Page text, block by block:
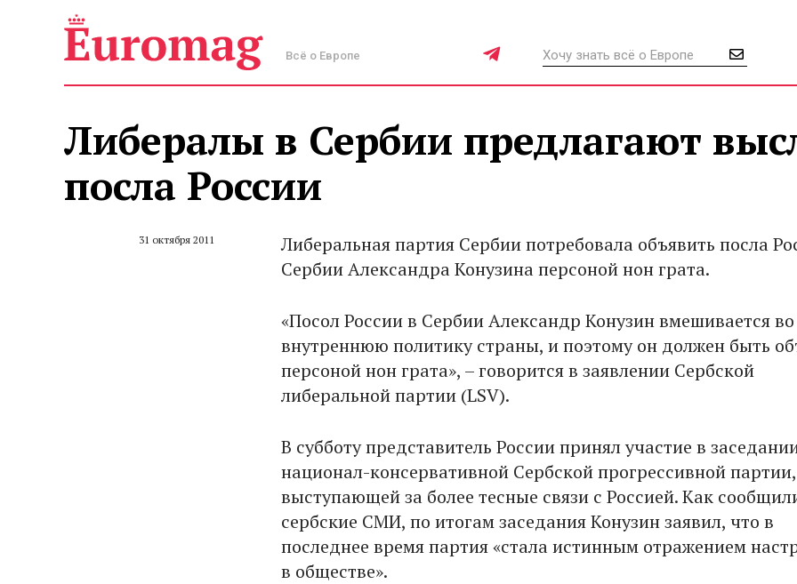
Всё о Европе
Либералы в Сербии предлагают
посла России
31 октября 2011
Либеральная партия Сербии потребовала объявить посла
Сербии Александра Конузина персоной нон грата.
«Посол России в Сербии Александр Конузин вмешивается во
внутреннюю политику страны, и поэтому он должен быть
персоной нон грата», – говорится в заявлении Сербской
либеральной партии (LSV).
В субботу представитель России принял участие в
национал-консервативной Сербской прогрессивной партии,
выступающей за более тесные связи с Россией. Как
сербские СМИ, по итогам заседания Конузин заявил, что в
последнее время партия «стала истинным отражением
в обществе».